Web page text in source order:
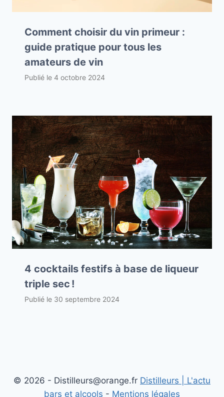
Comment choisir du vin primeur :
guide pratique pour tous les
amateurs de vin
Publié le 4 octobre 2024
4 cocktails festifs à base de liqueur
triple sec !
Publié le 30 septembre 2024
© 2026 - Distilleurs@orange.fr Distilleurs | L'actu
bars et alcools - Mentions légales